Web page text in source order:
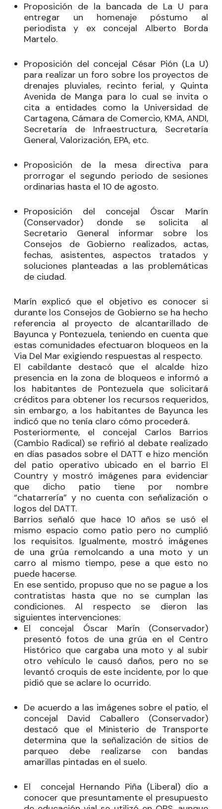
Proposición de la bancada de La U para
entregar un homenaje póstumo al
periodista y ex concejal Alberto Borda
Martelo.
Proposición del concejal César Pión (La U)
para realizar un foro sobre los proyectos de
drenajes pluviales, recinto ferial, y Quinta
Avenida de Manga para lo cual se invita o
cita a entidades como la Universidad de
Cartagena, Cámara de Comercio, KMA, ANDI,
Secretaría de Infraestructura, Secretaría
General, Valorización, EPA, etc.
Proposición de la mesa directiva para
prorrogar el segundo periodo de sesiones
ordinarias hasta el 10 de agosto.
Proposición del concejal Óscar Marín
(Conservador) donde se solicita al
Secretario General informar sobre los
Consejos de Gobierno realizados, actas,
fechas, asistentes, aspectos tratados y
soluciones planteadas a las problemáticas
de ciudad.
Marín explicó que el objetivo es conocer si
durante los Consejos de Gobierno se ha hecho
referencia al proyecto de alcantarillado de
Bayunca y Pontezuela, teniendo en cuenta que
estas comunidades efectuaron bloqueos en la
Via Del Mar exigiendo respuestas al respecto.
El cabildante destacó que el alcalde hizo
presencia en la zona de bloqueos e informó a
los habitantes de Pontezuela que solicitará
créditos para obtener los recursos requeridos,
sin embargo, a los habitantes de Bayunca les
indicó que no tenía claro cómo procederá.
Posteriormente, el concejal Carlos Barrios
(Cambio Radical) se refirió al debate realizado
en días pasados sobre el DATT e hizo mención
del patio operativo ubicado en el barrio El
Country y mostró imágenes para evidenciar
que dicho patio tiene por nombre
“chatarrería” y no cuenta con señalización o
logos del DATT.
Barrios señaló que hace 10 años se usó el
mismo espacio como patio pero no cumplió
los requisitos. Igualmente, mostró imágenes
de una grúa remolcando a una moto y un
carro al mismo tiempo, pese a que esto no
puede hacerse.
En ese sentido, propuso que no se pague a los
contratistas hasta que no se cumplan las
condiciones. Al respecto se dieron las
siguientes intervenciones:
El concejal Óscar Marín (Conservador)
presentó fotos de una grúa en el Centro
Histórico que cargaba una moto y al subir
otro vehículo le causó daños, pero no se
levantó croquis de este incidente, por lo que
pidió que se aclare lo ocurrido.
De acuerdo a las imágenes sobre el patio, el
concejal David Caballero (Conservador)
destacó que el Ministerio de Transporte
determina que la señalización de sitios de
parqueo debe realizarse con bandas
amarillas pintadas en el suelo.
El concejal Hernando Piña (Liberal) dio a
conocer que presuntamente el presupuesto